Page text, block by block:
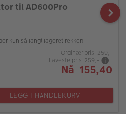
til AD600Pro
kun så langt lageret rekker!
Ordinær pris 259,-
Laveste pris 259,-
Nå 155,40
LEGG I HANDLEKURV